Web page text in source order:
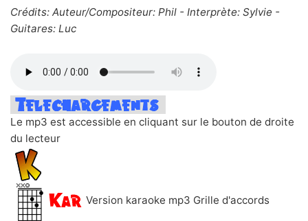
Crédits: Auteur/Compositeur: Phil - Interprète: Sylvie -
Guitares: Luc
Le mp3 est accessible en cliquant sur le bouton de droite
du lecteur
Version karaoke mp3 Grille d'accords